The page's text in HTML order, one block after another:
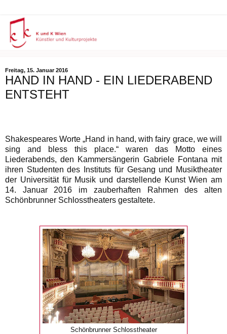
Freitag, 15. Januar 2016
HAND IN HAND - EIN LIEDERABEND
ENTSTEHT
Shakespeares Worte „Hand in hand, with fairy grace, we will
sing and bless this place.“ waren das Motto eines
Liederabends, den Kammersängerin Gabriele Fontana mit
ihren Studenten des Instituts für Gesang und Musiktheater
der Universität für Musik und darstellende Kunst Wien am
14. Januar 2016 im zauberhaften Rahmen des alten
Schönbrunner Schlosstheaters gestaltete.
Schönbrunner Schlosstheater